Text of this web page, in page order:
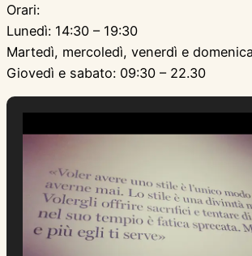
Orari:
Lunedì: 14:30 – 19:30
Martedì, mercoledì, venerdì e
Giovedì e sabato: 09:30 – 22.30